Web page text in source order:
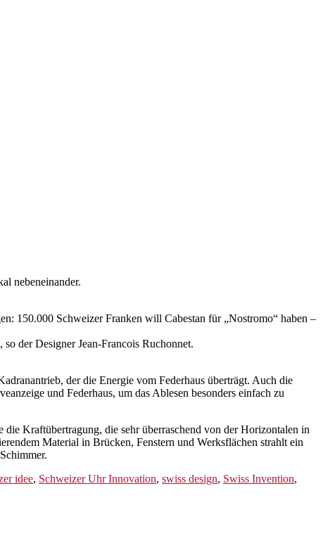
nebeneinander.
150.000 Schweizer Franken will Cabestan für „Nostromo“ haben –
der Designer Jean-Francois Ruchonnet.
der die Energie vom Federhaus überträgt. Auch die
und Federhaus, um das Ablesen besonders einfach zu
Kraftübertragung, die sehr überraschend von der Horizontalen in
Material in Brücken, Fenstern und Werksflächen strahlt ein
idee, Schweizer Uhr Innovation, swiss design, Swiss Invention,